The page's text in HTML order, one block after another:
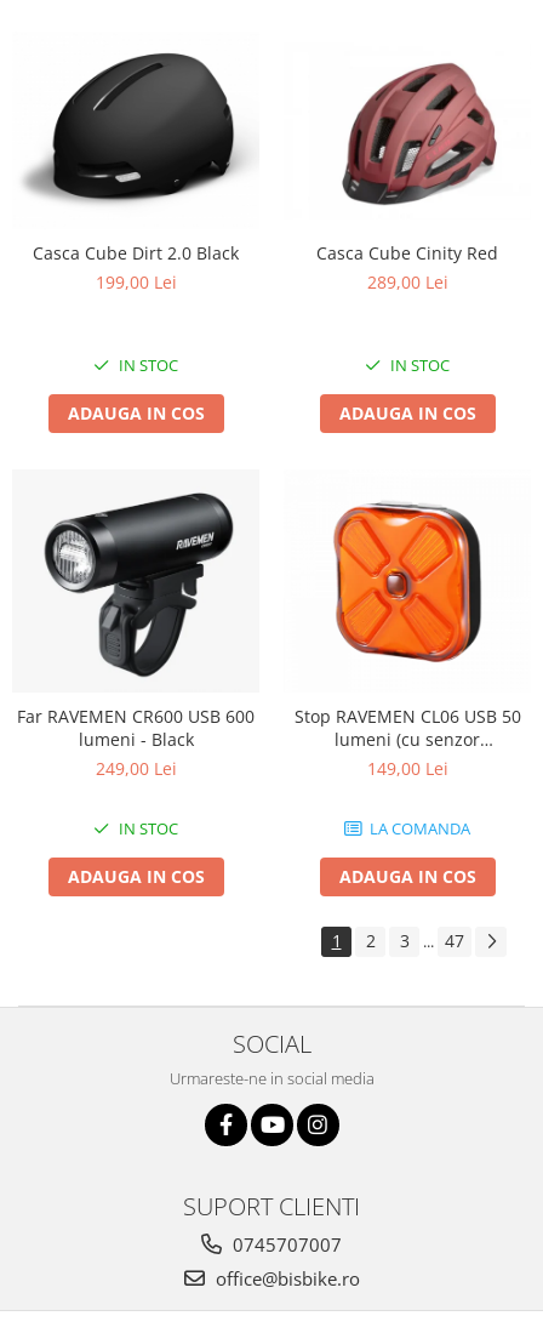
Casca Cube Dirt 2.0 Black
199,00 Lei
IN STOC
ADAUGA IN COS
Casca Cube Cinity Red
289,00 Lei
IN STOC
ADAUGA IN COS
Far RAVEMEN CR600 USB 600
lumeni - Black
249,00 Lei
IN STOC
ADAUGA IN COS
Stop RAVEMEN CL06 USB 50
lumeni (cu senzor
accelerometru) - Black
149,00 Lei
LA COMANDA
ADAUGA IN COS
1 2 3 ... 47
SOCIAL
Urmareste-ne in social media
SUPORT CLIENTI
0745707007
office@bisbike.ro